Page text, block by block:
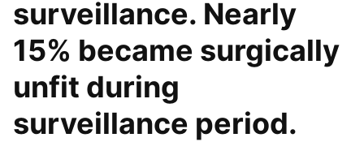
surveillance. Nearly
15% became surgically
unfit during
surveillance period.